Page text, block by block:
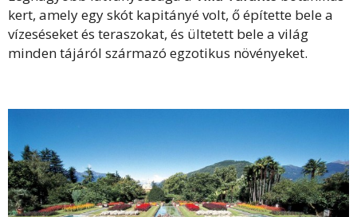
kert, amely egy skót kapitányé volt, ő építette bele a
vízeséseket és teraszokat, és ültetett bele a világ
minden tájáról származó egzotikus növényeket.